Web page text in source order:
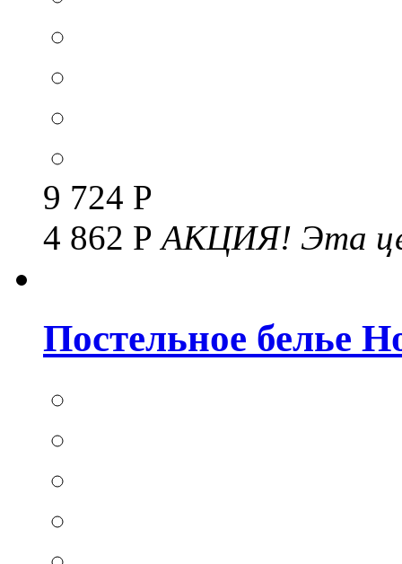
9 724 Р
4 862 РАКЦИЯ! Эта
Постельное белье